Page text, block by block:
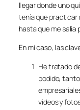
llegar donde uno
tenía que practicar
hasta que me salía
En mi caso, las
He tratado
podido,
videos y